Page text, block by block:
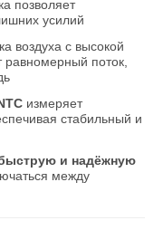
позволяет
усилий
воздуха с высокой
поток,
измеряет
стабильный и
и надёжную
между